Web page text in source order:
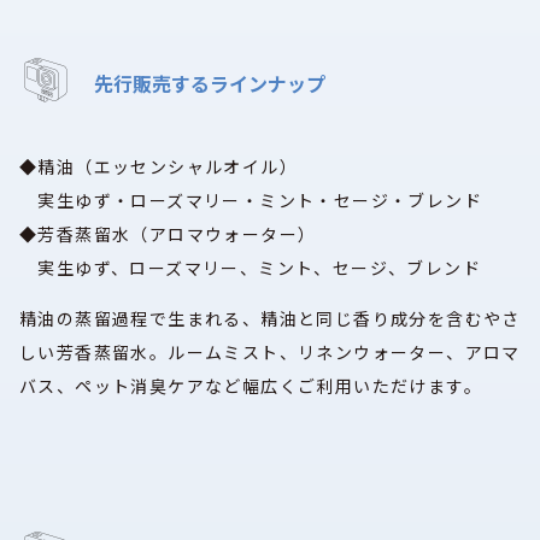
先行販売するラインナップ
◆精油（エッセンシャルオイル）
実生ゆず・ローズマリー・ミント・セージ・ブレンド
◆芳香蒸留水（アロマウォーター）
実生ゆず、ローズマリー、ミント、セージ、ブレンド
精油の蒸留過程で生まれる、精油と同じ香り成分を含むやさ
しい芳香蒸留水。ルームミスト、リネンウォーター、アロマ
バス、ペット消臭ケアなど幅広くご利用いただけます。